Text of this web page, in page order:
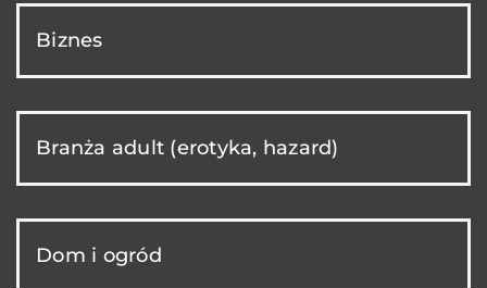
Biznes
Branża adult (erotyka, hazard)
Dom i ogród